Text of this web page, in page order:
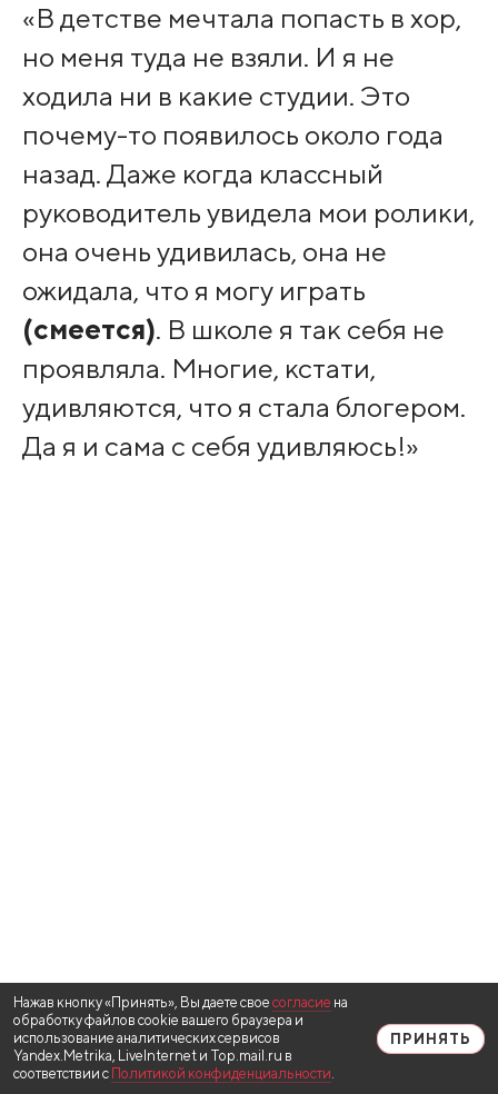
«В детстве мечтала попасть в хор,
но меня туда не взяли. И я не
ходила ни в какие студии. Это
почему-то появилось около года
назад. Даже когда классный
руководитель увидела мои ролики,
она очень удивилась, она не
ожидала, что я могу играть
(смеется). В школе я так себя не
проявляла. Многие, кстати,
удивляются, что я стала блогером.
Да я и сама с себя удивляюсь!»
Нажав кнопку «Принять», Вы даете свое согласие на
обработку файлов cookie вашего браузера и
использование аналитических сервисов
Yandex.Metrika, LiveInternet и Top.mail.ru в
соответствии с Политикой конфиденциальности.
ПРИНЯТЬ